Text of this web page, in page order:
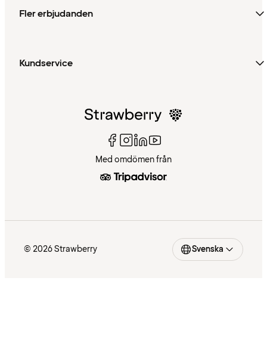
Fler erbjudanden
Kundservice
Med omdömen från
© 2026 Strawberry Svenska